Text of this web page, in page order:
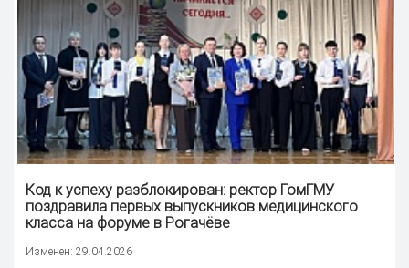
Код к успеху разблокирован: ректор ГомГМУ
поздравила первых выпускников медицинского
класса на форуме в Рогачёве
Изменен: 29.04.2026